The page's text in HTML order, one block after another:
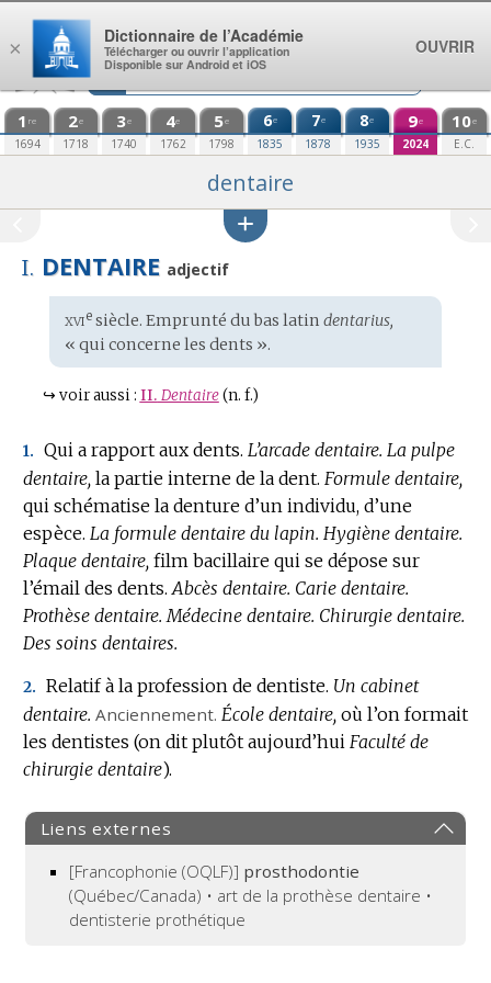
Aller au contenu
1 re
1694
2e
1718
3e
1740
4e
1762
5e
1798
6e
1835
7e
1878
8e
1935
9e
2024
10e
E.C.
dentaire
I. DENTAIRE adjectif
Étymologie
:
xviesiècle. Emprunté dubas latin dentarius,
« qui concerne les dents ».
↪ voir aussi : II. Dentaire (n. f.)
1. Qui a rapport aux dents. L’arcade dentaire. La pulpe
dentaire, la partie interne de la dent. Formule dentaire,
qui schématise la denture d’un individu, d’une
espèce. La formule dentaire du lapin. Hygiène dentaire.
Plaque dentaire, film bacillaire qui se dépose sur
l’émail des dents. Abcès dentaire. Carie dentaire.
Prothèse dentaire. Médecine dentaire. Chirurgie dentaire.
Des soins dentaires.
2. Relatif à la profession de dentiste. Un cabinet
dentaire. Anciennement. École dentaire, où l’on formait
les dentistes (on dit plutôt aujourd’hui Faculté de
chirurgie dentaire).
Liens externes
[Francophonie (OQLF)] prosthodontie
(Québec/Canada) • art de la prothèse dentaire •
dentisterie prothétique
×
Dictionnaire de l’Académie
Télécharger ou ouvrir l’application
Disponible sur Android et iOS
OUVRIR